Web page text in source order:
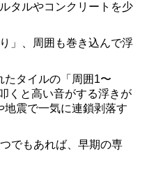
タルやコンクリートを少
」、周囲も巻き込んで浮
たタイルの「周囲1〜
くと高い音がする浮きが
震で一気に連鎖剥落す
でもあれば、早期の専